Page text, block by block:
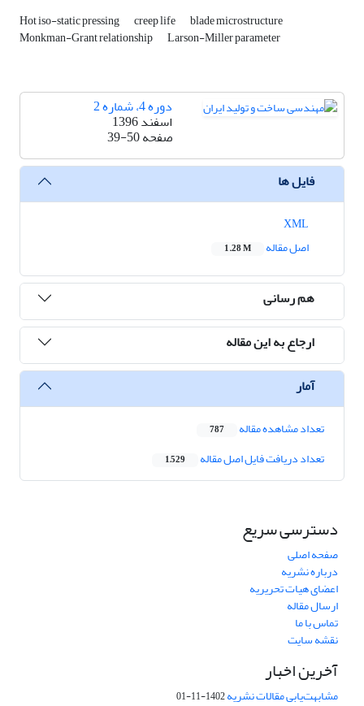
Hot iso-static pressing creep life blade microstructure
Monkman-Grant relationship Larson-Miller parameter
دوره 4، شماره 2
اسفند 1396
صفحه39-50
فایل ها
اصل مقاله
1.28 M
هم رسانی
ارجاع به این مقاله
آمار
تعداد مشاهده مقاله 787
تعداد دریافت فایل اصل مقاله 1,529
دسترسی سریع
صفحه اصلی
درباره نشریه
اعضای هیات تحریریه
ارسال مقاله
تماس با ما
نقشه سایت
آخرین اخبار
مشابهت‌یابی مقالات نشریه1402-11-01